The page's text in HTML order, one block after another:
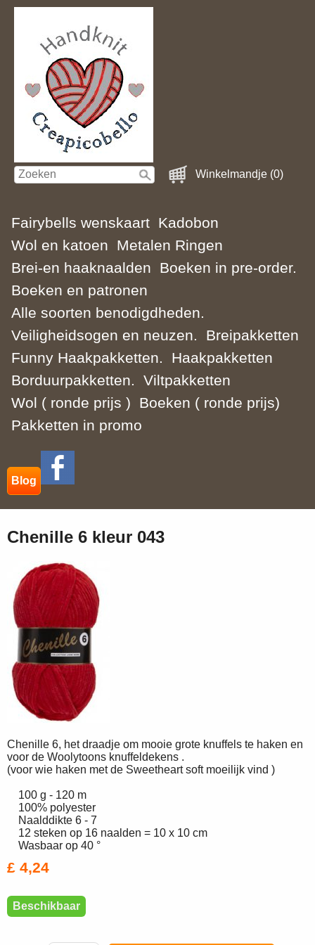
Winkelmandje (0)
Fairybells wenskaart Kadobon
Wol en katoen
Metalen Ringen
Brei-en haaknaalden
Boeken in pre-order.
Boeken en patronen
Alle soorten benodigdheden.
Veiligheidsogen en neuzen.
Breipakketten
Funny Haakpakketten.
Haakpakketten
Borduurpakketten.
Viltpakketten
Wol ( ronde prijs )
Boeken ( ronde prijs)
Pakketten in promo
Blog
Chenille 6 kleur 043
Chenille 6, het draadje om mooie grote knuffels te haken en
voor de Woolytoons knuffeldekens .
(voor wie haken met de Sweetheart soft moeilijk vind )
100 g - 120 m
100% polyester
Naalddikte 6 - 7
12 steken op 16 naalden = 10 x 10 cm
Wasbaar op 40 °
£ 4,24
Beschikbaar